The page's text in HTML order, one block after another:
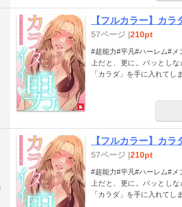
【フルカラー】カラ
57ページ |210pt
#超能力#平凡#ハーレム#メンズ この男に触ると、絶対にキモチ良くなる。そっと触れただけ
上だと、更に。パッとし
「カラダ」を手に入れてし
【フルカラー】カラ
57ページ |210pt
#超能力#平凡#ハーレム#メンズ この男に触ると、絶対にキモチ良くなる。そっと触れただけ
上だと、更に。パッとし
「カラダ」を手に入れてし